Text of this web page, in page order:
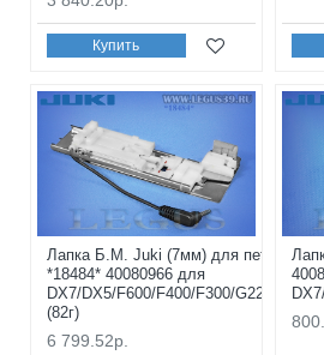
Купить
Лапка Б.М. Juki (7мм) для петли
*18484* 40080966 для
DX7/DX5/F600/F400/F300/G220/G120/
(82г)
6 799.52р.